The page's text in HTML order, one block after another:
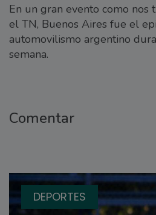
En un gran evento como nos
el TN, Buenos Aires fue el
automovilismo argentino
semana.
Comentar
DEPORTES